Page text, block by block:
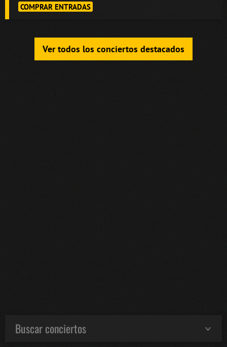
COMPRAR ENTRADAS
Ver todos los conciertos destacados
Buscar conciertos